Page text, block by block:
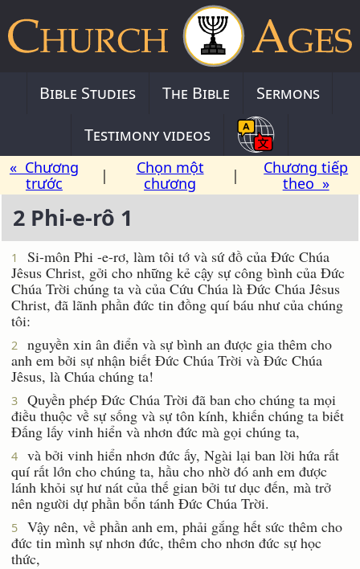
Bible Studies The Bible
Sermons
Testimony videos
« Chương
trước
|
Chọn một
chương
|
Chương tiếp
theo »
2 Phi-e-rô 1
1
Si-môn Phi -e-rơ, làm tôi tớ và sứ đồ của Ðức Chúa
Jêsus Christ, gởi cho những kẻ cậy sự công bình của Ðức
Chúa Trời chúng ta và của Cứu Chúa là Ðức Chúa Jêsus
Christ, đã lãnh phần đức tin đồng quí báu như của chúng
tôi:
2
nguyền xin ân điển và sự bình an được gia thêm cho
anh em bởi sự nhận biết Ðức Chúa Trời và Ðức Chúa
Jêsus, là Chúa chúng ta!
3
Quyền phép Ðức Chúa Trời đã ban cho chúng ta mọi
điều thuộc về sự sống và sự tôn kính, khiến chúng ta biết
Ðấng lấy vinh hiển và nhơn đức mà gọi chúng ta,
4
và bởi vinh hiển nhơn đức ấy, Ngài lại ban lời hứa rất
quí rất lớn cho chúng ta, hầu cho nhờ đó anh em được
lánh khỏi sự hư nát của thế gian bởi tư dục đến, mà trở
nên người dự phần bổn tánh Ðức Chúa Trời.
5
Vậy nên, về phần anh em, phải gắng hết sức thêm cho
đức tin mình sự nhơn đức, thêm cho nhơn đức sự học
thức,